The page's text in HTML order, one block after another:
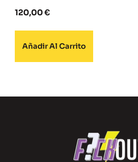
120,00€
Añadir Al Carrito